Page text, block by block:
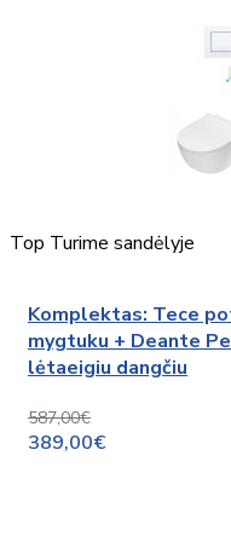
Top Turime sandėlyje
Komplektas: Tece
mygtuku + Deante
lėtaeigiu dangčiu
587,00€
389,00€